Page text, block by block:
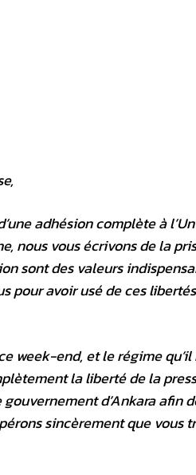
adhésion complète à
nous vous écrivons de la
sont des valeurs
pour avoir usé de ces
week-end, et le régime
la liberté de la
d’Ankara afin
sincèrement que vous